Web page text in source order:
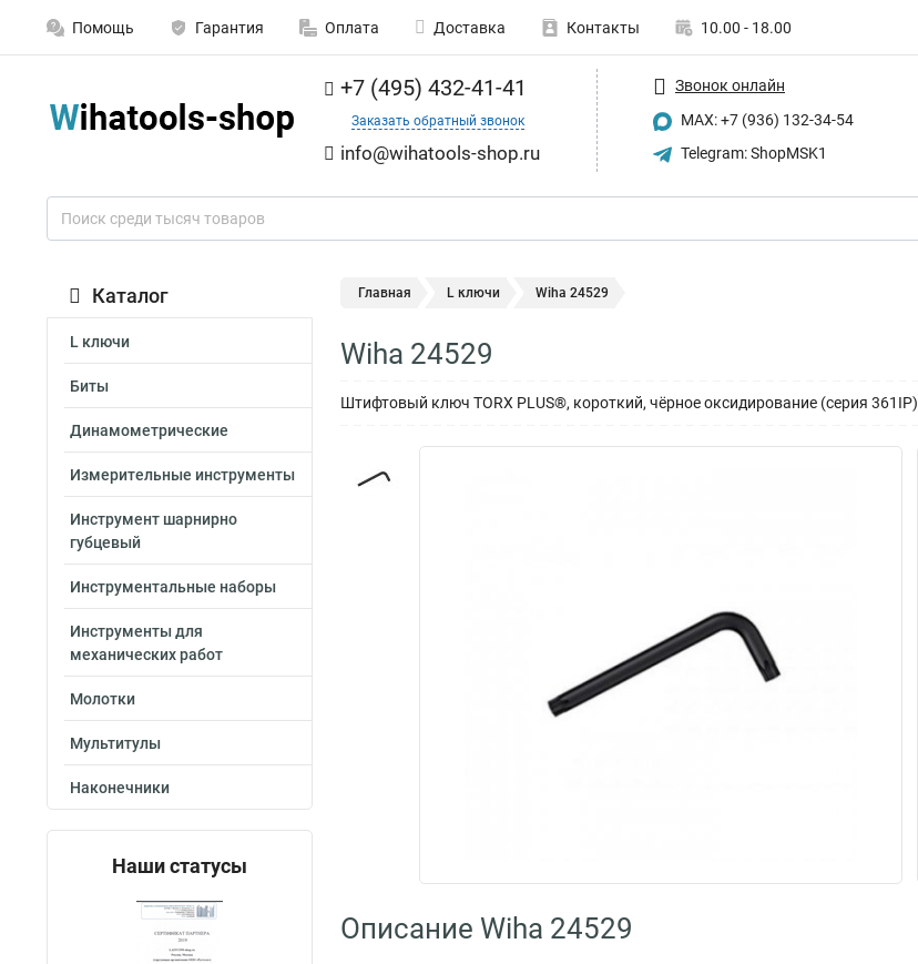
Помощь Гарантия Оплата Доставка Контакты 10.00 - 18.00
+7 (495) 432-41-41
Заказать обратный звонок
info@wihatools-shop.ru
Звонок онлайн
MAX: +7 (936) 132-34-54
Telegram: ShopMSK1
Каталог
L ключи
Биты
Динамометрические
Измерительные инструменты
Инструмент шарнирно
губцевый
Инструментальные наборы
Инструменты для
механических работ
Молотки
Мультитулы
Наконечники
Наши статусы
Главная L ключи Wiha 24529
Wiha 24529
Штифтовый ключ TORX PLUS®, короткий, чёрное оксидирование (серия 361IP)
Описание Wiha 24529